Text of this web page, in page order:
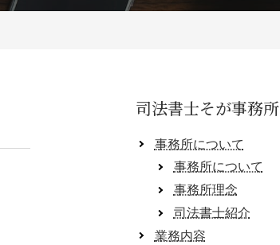
司法書士そが事務所
事務所について
事務所について
事務所理念
司法書士紹介
業務内容